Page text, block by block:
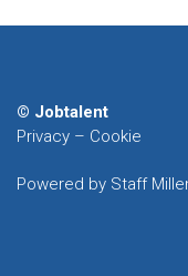
© Jobtalent
Privacy – Cookie
Powered by Staff